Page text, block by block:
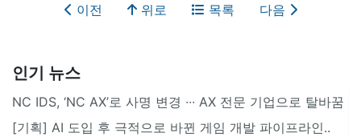
이전 위로 목록 다음
인기 뉴스
NC IDS, ‘NC AX’로 사명 변경 ∙∙∙ AX 전문 기업으로 탈바꿈
[기획] AI 도입 후 극적으로 바뀐 게임 개발 파이프라인..